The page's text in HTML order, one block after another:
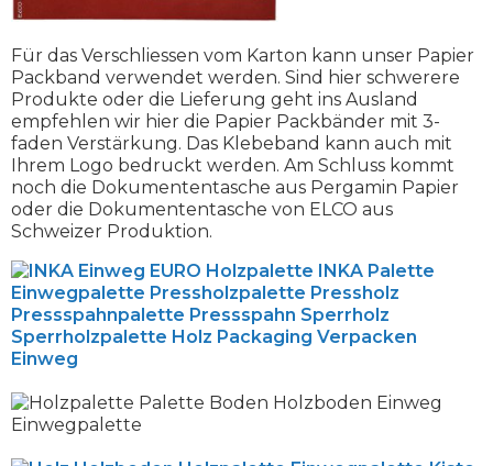
Für das Verschliessen vom Karton kann unser Papier
Packband verwendet werden. Sind hier schwerere
Produkte oder die Lieferung geht ins Ausland
empfehlen wir hier die Papier Packbänder mit 3-
faden Verstärkung. Das Klebeband kann auch mit
Ihrem Logo bedruckt werden. Am Schluss kommt
noch die Dokumententasche aus Pergamin Papier
oder die Dokumententasche von ELCO aus
Schweizer Produktion.